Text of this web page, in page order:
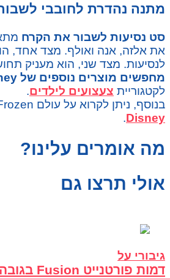
מתנה נהדרת לחובבי
סט נסיעות לשבור את הקרח
את אלזה, אנה ואולף. מצד אחד,
לנסיעות. מצד שני, הוא מעניק
מחפשים מוצרים נוספים של Disney?
לקטגוריית צעצועים לילדים.
בנוסף, ניתן לקרוא על עולם Frozen באתר הרשמי של
Disney
.
מה אומרים עלינו?
אולי תרצו גם
גיבורי על